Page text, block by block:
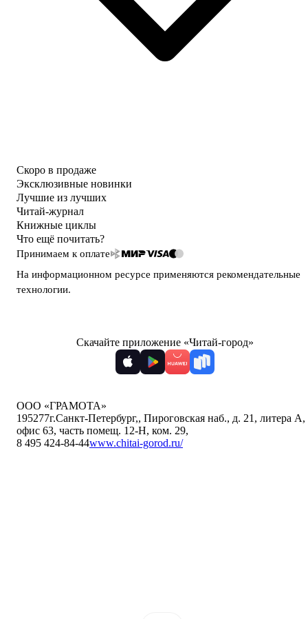
Скоро в продаже
Эксклюзивные новинки
Лучшие из лучших
Читай-журнал
Книжные циклы
Что ещё почитать?
Принимаем к оплате
На информационном ресурсе применяются рекомендательные
технологии.
Скачайте приложение «Читай-город»
ООО «ГРАМОТА»
195277г.Санкт-Петербург,, Пироговская наб., д. 21, литера А,
офис 63, часть помещ. 12-Н, ком. 29,
8 495 424-84-44www.chitai-gorod.ru/